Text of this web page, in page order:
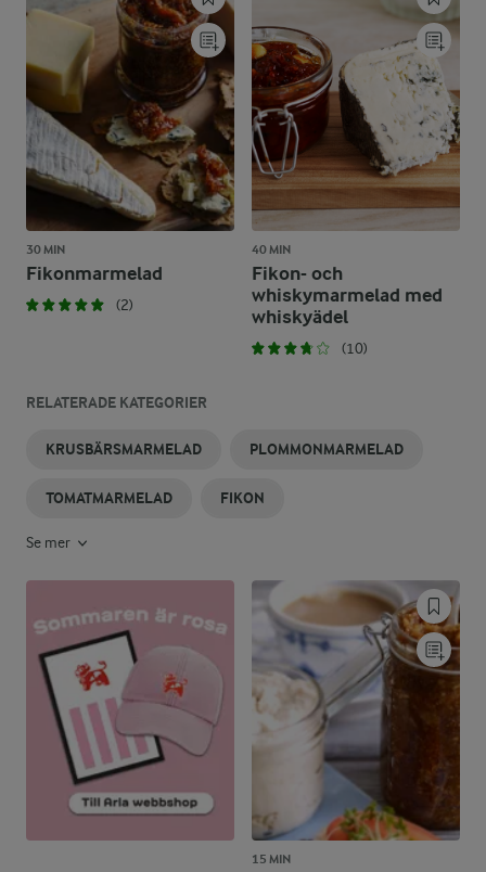
30 MIN
Fikonmarmelad
(2)
40 MIN
Fikon- och
whiskymarmelad med
whiskyädel
(10)
RELATERADE KATEGORIER
KRUSBÄRSMARMELAD PLOMMONMARMELAD
TOMATMARMELAD FIKON
Se mer
15 MIN